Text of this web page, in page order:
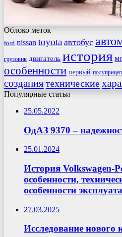
Облоко меток
ford nissan toyota автобус
грузовик двигатель история
особенности первый полуприцеп
созданиятехнические
Популярные статьи
25.05.2022
ОдАЗ 9370 –
25.01.2024
История Volkswagen-
особенности,
особенности
27.03.2025
Исследование нового